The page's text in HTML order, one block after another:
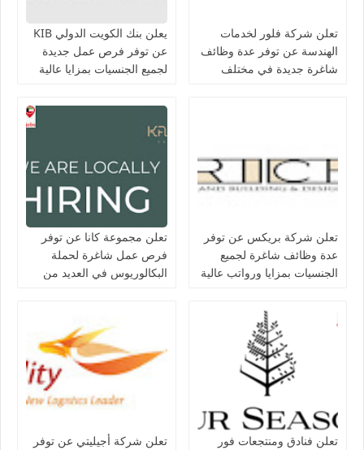
تعلن شركة فلور لخدمات
الهندسة عن توفر عدة وظائف
شاغرة جديدة في مختلف
يعلن بنك الكويت الدولي KIB
عن توفر فرص عمل جديدة
لجميع الجنسيات بمزايا عالية
تعلن شركة بريكس عن توفر
عدة وظائف شاغرة لجميع
الجنسيات بمزايا ورواتب عالية
تعلن مجموعة كانا عن توفر
فرص عمل شاغرة لحملة
البكالوريوس في العديد من
تعلن فنادق ومنتجعات فور
تعلن شركة أجيليتي عن توفر